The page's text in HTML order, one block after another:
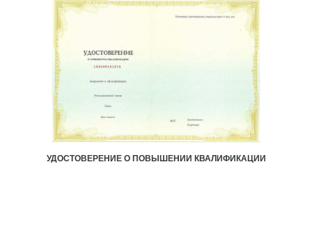
УДОСТОВЕРЕНИЕ О ПОВЫШЕНИИ КВАЛИФИКАЦИИ